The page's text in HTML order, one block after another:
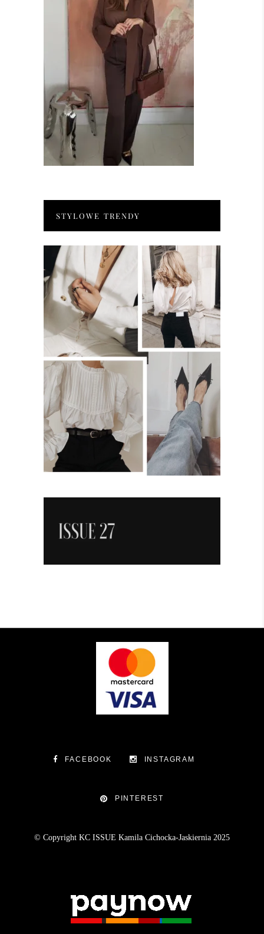
STYLOWE TRENDY
FACEBOOK INSTAGRAM
PINTEREST
© Copyright KC ISSUE Kamila Cichocka-Jaskiernia 2025